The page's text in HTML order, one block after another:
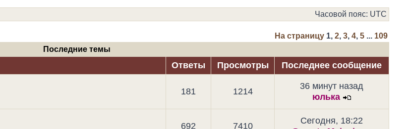
Часовой пояс: UTC
На страницу 1, 2, 3, 4, 5 ... 109
Последние темы
Ответы Просмотры Последнее сообщение
181 1214
36 минут назад
юлька
692 7410
Сегодня, 18:22